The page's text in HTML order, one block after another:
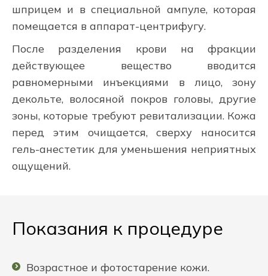
шприцем и в специальной ампуле, которая
помещается в аппарат-центрифугу.
После разделения крови на фракции
действующее вещество вводится
равномерными инъекциями в лицо, зону
декольте, волосяной покров головы, другие
зоны, которые требуют ревитализации. Кожа
перед этим очищается, сверху наносится
гель-анестетик для уменьшения неприятных
ощущений.
Показания к процедуре
Возрастное и фотостарение кожи.